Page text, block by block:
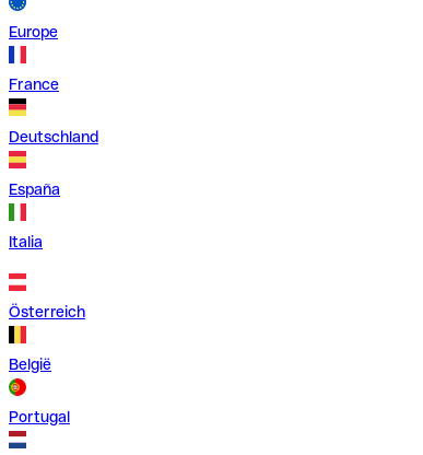
Europe
France
Deutschland
España
Italia
Österreich
België
Portugal